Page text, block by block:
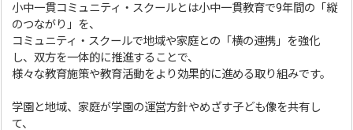
小中一貫コミュニティ・スクールとは小中一貫教育で9年間の「縦
のつながり」を、
コミュニティ・スクールで地域や家庭との「横の連携」を強化
し、双方を一体的に推進することで、
様々な教育施策や教育活動をより効果的に進める取り組みです。
学園と地域、家庭が学園の運営方針やめざす子ども像を共有し
て、